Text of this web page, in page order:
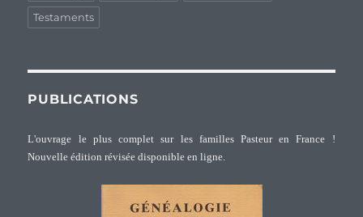
Testaments
PUBLICATIONS
L'ouvrage le plus complet sur les familles Pasteur en France !
Nouvelle édition révisée disponible en ligne.